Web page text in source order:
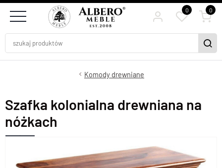
0 0
Komody drewniane
Szafka kolonialna drewniana na
nóżkach